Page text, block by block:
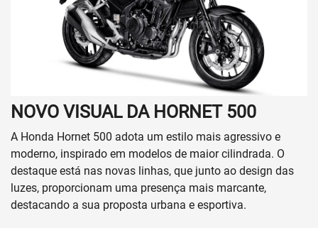
NOVO VISUAL DA HORNET 500
A Honda Hornet 500 adota um estilo mais agressivo e
moderno, inspirado em modelos de maior cilindrada. O
destaque está nas novas linhas, que junto ao design das
luzes, proporcionam uma presença mais marcante,
destacando a sua proposta urbana e esportiva.